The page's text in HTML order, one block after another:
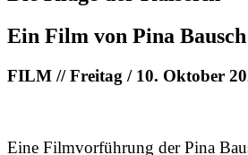
Ein Film von Pina Bausch
FILM // Freitag / 10. Oktober
Eine Filmvorführung der Pina